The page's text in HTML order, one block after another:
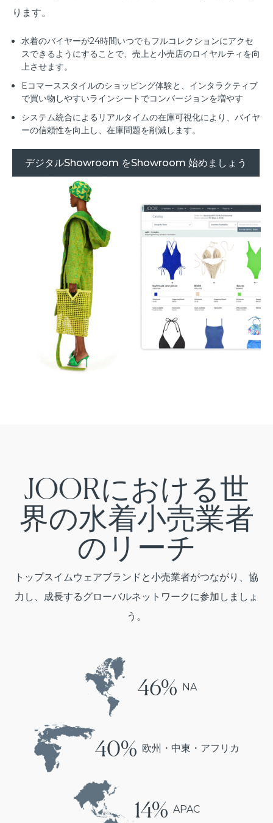
ります。
水着のバイヤーが24時間いつでもフルコレクションにアクセ
スできるようにすることで、売上と小売店のロイヤルティを向
上させます。
Eコマーススタイルのショッピング体験と、インタラクティブ
で買い物しやすいラインシートでコンバージョンを増やす
システム統合によるリアルタイムの在庫可視化により、バイヤ
ーの信頼性を向上し、在庫問題を削減します。
デジタルShowroom をShowroom 始めましょう
JOORにおける世
界の水着小売業者
のリーチ
トップスイムウェアブランドと小売業者がつながり、協
力し、成長するグローバルネットワークに参加しましょ
う。
46% NA
40% 欧州・中東・アフリカ
14% APAC